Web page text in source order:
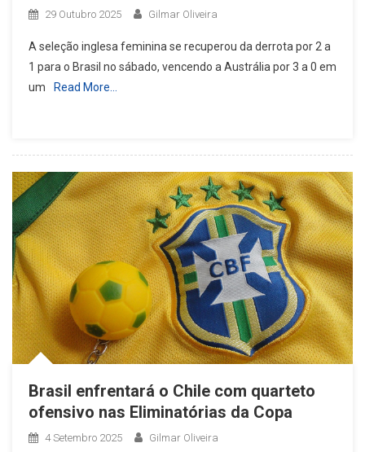
29 Outubro 2025 Gilmar Oliveira
A seleção inglesa feminina se recuperou da derrota por 2 a
1 para o Brasil no sábado, vencendo a Austrália por 3 a 0 em
um
Read More…
Brasil enfrentará o Chile com quarteto
ofensivo nas Eliminatórias da Copa
4 Setembro 2025 Gilmar Oliveira